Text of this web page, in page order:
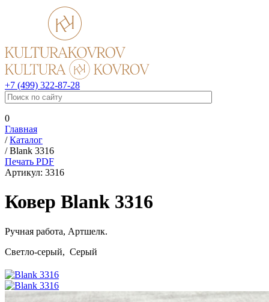
+7 (499) 322-87-28
0
Главная
/Каталог
/Blank 3316
Печать PDF
Артикул: 3316
Ковер Blank 3316
Ручная работа, Артшелк.
Светло-серый, Серый